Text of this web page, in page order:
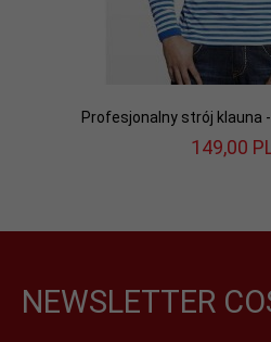
Profesjonalny strój klauna
149,00
NEWSLETTER